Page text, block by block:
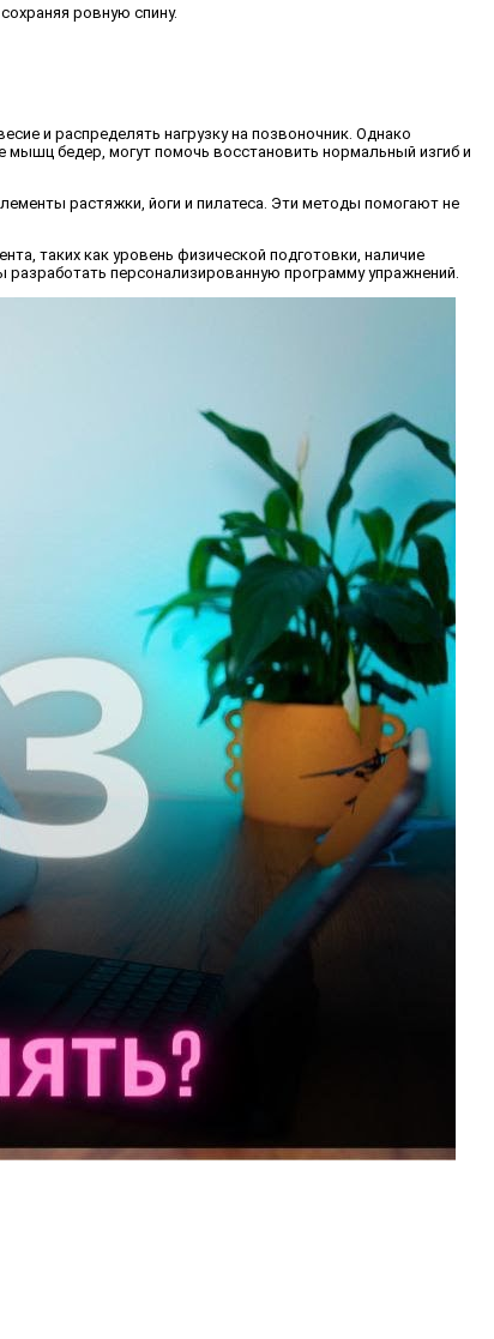
ровную спину.
и распределять нагрузку на позвоночник. Однако
бедер, могут помочь восстановить нормальный изгиб и
растяжки, йоги и пилатеса. Эти методы помогают не
таких как уровень физической подготовки, наличие
персонализированную программу упражнений.